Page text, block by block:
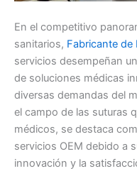
En el competitivo
sanitarios, Fabricante de
servicios desempeñan
de soluciones médicas
diversas demandas del
el campo de las suturas
médicos, se destaca
servicios OEM debido a
innovación y la